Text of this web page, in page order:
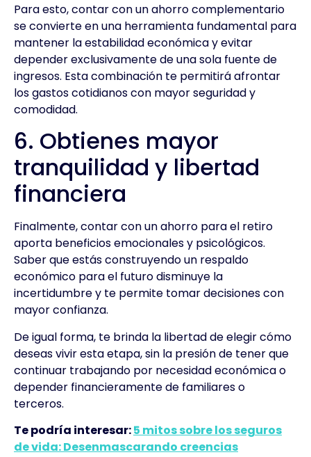
Para esto, contar con un ahorro complementario
se convierte en una herramienta fundamental para
mantener la estabilidad económica y evitar
depender exclusivamente de una sola fuente de
ingresos. Esta combinación te permitirá afrontar
los gastos cotidianos con mayor seguridad y
comodidad.
6. Obtienes mayor
tranquilidad y libertad
financiera
Finalmente, contar con un ahorro para el retiro
aporta beneficios emocionales y psicológicos.
Saber que estás construyendo un respaldo
económico para el futuro disminuye la
incertidumbre y te permite tomar decisiones con
mayor confianza.
De igual forma, te brinda la libertad de elegir cómo
deseas vivir esta etapa, sin la presión de tener que
continuar trabajando por necesidad económica o
depender financieramente de familiares o
terceros.
Te podría interesar:5 mitos sobre los seguros
de vida: Desenmascarando creencias